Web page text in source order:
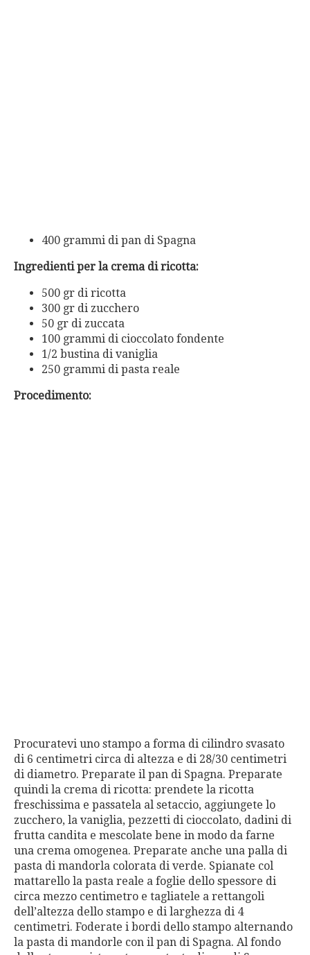
400 grammi di pan di Spagna
Ingredienti per la crema di ricotta:
500 gr di ricotta
300 gr di zucchero
50 gr di zuccata
100 grammi di cioccolato fondente
1/2 bustina di vaniglia
250 grammi di pasta reale
Procedimento:
Procuratevi uno stampo a forma di cilindro svasato
di 6 centimetri circa di altezza e di 28/30 centimetri
di diametro. Preparate il pan di Spagna. Preparate
quindi la crema di ricotta: prendete la ricotta
freschissima e passatela al setaccio, aggiungete lo
zucchero, la vaniglia, pezzetti di cioccolato, dadini di
frutta candita e mescolate bene in modo da farne
una crema omogenea. Preparate anche una palla di
pasta di mandorla colorata di verde. Spianate col
mattarello la pasta reale a foglie dello spessore di
circa mezzo centimetro e tagliatele a rettangoli
dell’altezza dello stampo e di larghezza di 4
centimetri. Foderate i bordi dello stampo alternando
la pasta di mandorle con il pan di Spagna. Al fondo